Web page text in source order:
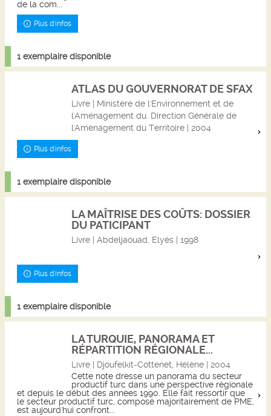
de la com...
Plus d'infos
1 exemplaire disponible
ATLAS DU GOUVERNORAT DE SFAX
Livre | Ministère de l'Environnement et de
l'Aménagement du. Direction Générale de
l'Aménagement du Territoire | 2004
Plus d'infos
1 exemplaire disponible
LA MAÎTRISE DES COÛTS: DOSSIER
DU PATICIPANT
Livre | Abdeljaouad, Elyès | 1998
Plus d'infos
1 exemplaire disponible
LA TURQUIE, PANORAMA ET
RÉPARTITION RÉGIONALE...
Livre | Djoufelkit-Cottenet, Hélène | 2004
Cette note dresse un panorama du secteur
productif turc dans une perspective régionale
et depuis le début des années 1990. Elle fait ressortir que
le secteur productif turc, composé majoritairement de PME,
est aujourd'hui confront...